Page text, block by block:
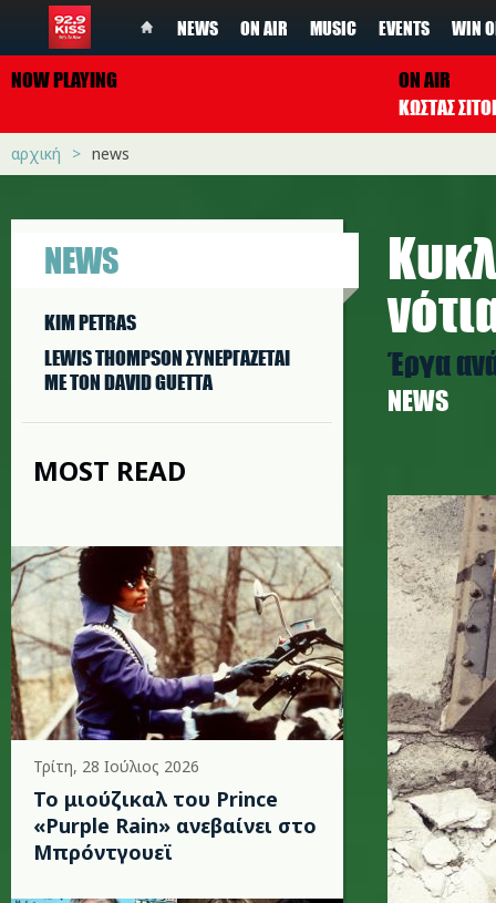
NEWS ON AIR MUSIC EVENTS WIN
NOW PLAYING
ON AIR
ΚΩΣΤΑΣ
αρχική news
NEWS
KIM PETRAS
LEWIS THOMPSON ΣΥΝΕΡΓAΖΕΤΑΙ
ΜΕ ΤΟΝ DAVID GUETTA
MOST READ
Τρίτη, 28 Ιούλιος 2026
Το μιούζικαλ του Prince
«Purple Rain» ανεβαίνει στο
Μπρόντγουεϊ
Έργα
NEWS